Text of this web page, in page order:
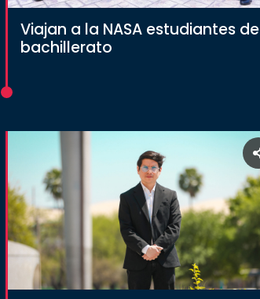
Viajan a la NASA estudiantes de
bachillerato